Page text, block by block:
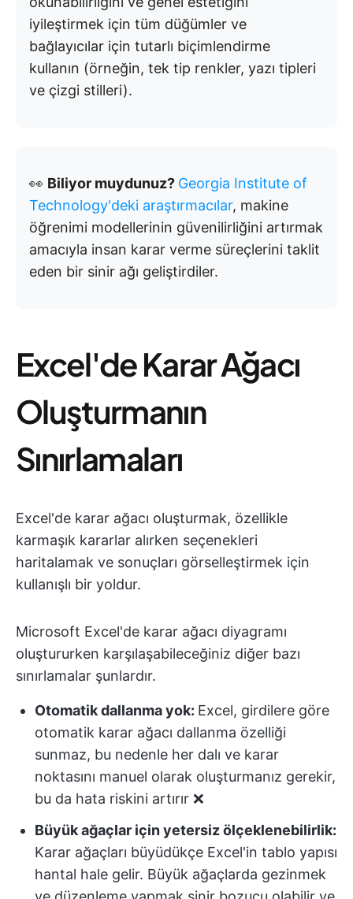
iyileştirmek için tüm düğümler ve
bağlayıcılar için tutarlı biçimlendirme
kullanın (örneğin, tek tip renkler, yazı tipleri
ve çizgi stilleri).
👀 Biliyor muydunuz? Georgia Institute of
Technology'deki araştırmacılar, makine
öğrenimi modellerinin güvenilirliğini artırmak
amacıyla insan karar verme süreçlerini taklit
eden bir sinir ağı geliştirdiler.
Excel'de Karar Ağacı
Oluşturmanın
Sınırlamaları
Excel'de karar ağacı oluşturmak, özellikle
karmaşık kararlar alırken seçenekleri
haritalamak ve sonuçları görselleştirmek için
kullanışlı bir yoldur.
Microsoft Excel'de karar ağacı diyagramı
oluştururken karşılaşabileceğiniz diğer bazı
sınırlamalar şunlardır.
Otomatik dallanma yok: Excel, girdilere göre
otomatik karar ağacı dallanma özelliği
sunmaz, bu nedenle her dalı ve karar
noktasını manuel olarak oluşturmanız gerekir,
bu da hata riskini artırır ❌
Büyük ağaçlar için yetersiz ölçeklenebilirlik:
Karar ağaçları büyüdükçe Excel'in tablo yapısı
hantal hale gelir. Büyük ağaçlarda gezinmek